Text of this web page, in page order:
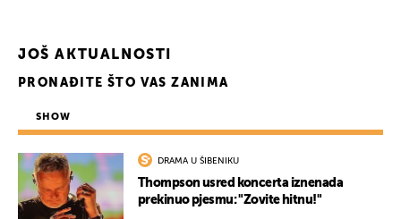
JOŠ AKTUALNOSTI
PRONAĐITE ŠTO VAS ZANIMA
SHOW
DRAMA U ŠIBENIKU
Thompson usred koncerta iznenada
prekinuo pjesmu: "Zovite hitnu!"